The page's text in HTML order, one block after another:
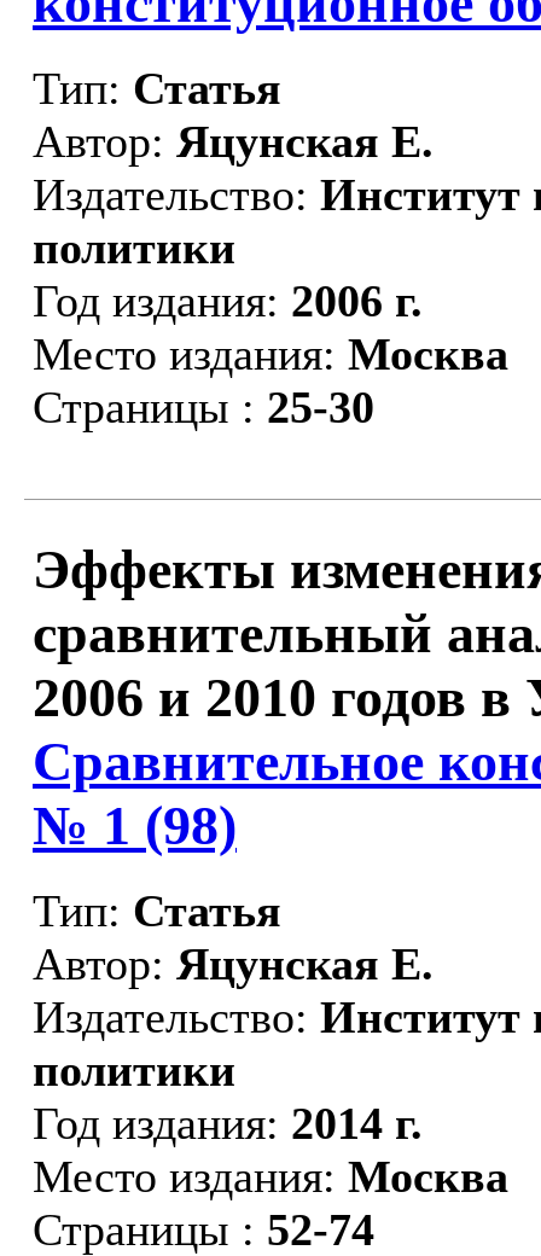
Тип: Статья
Автор: Яцунская Е.
Издательство: Институт
политики
Год издания: 2006 г.
Место издания: Москва
Страницы : 25-30
Эффекты
сравнительный
2006 и 2010 годов
Сравнительное
№ 1 (98)
Тип: Статья
Автор: Яцунская Е.
Издательство: Институт
политики
Год издания: 2014 г.
Место издания: Москва
Страницы : 52-74